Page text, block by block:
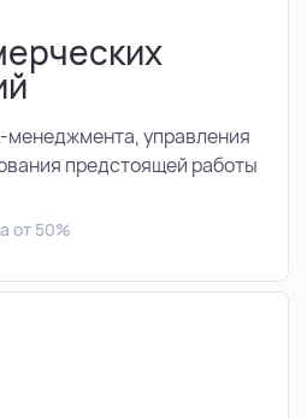
менеджмента, управления
предстоящей работы
от 50%